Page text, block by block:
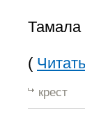
Тамала
(
крест